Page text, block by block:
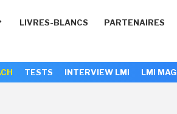
LIVRES-BLANCS PARTENAIRES
TESTS INTERVIEW LMI LMI MAG